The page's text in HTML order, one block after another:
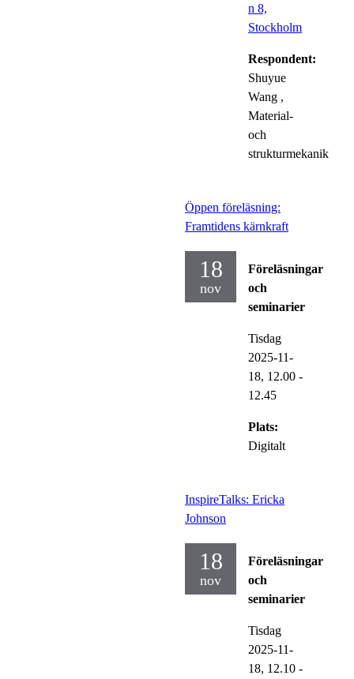
n 8,
Stockholm
Respondent:
Shuyue
Wang ,
Material-
och
strukturmekanik
Öppen föreläsning:
Framtidens kärnkraft
18
nov
Föreläsningar
och
seminarier
Tisdag
2025-11-
18, 12.00 -
12.45
Plats:
Digitalt
InspireTalks: Ericka
Johnson
18
nov
Föreläsningar
och
seminarier
Tisdag
2025-11-
18, 12.10 -